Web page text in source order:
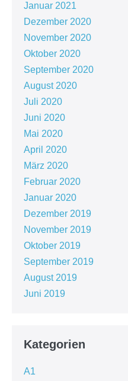
Januar 2021
Dezember 2020
November 2020
Oktober 2020
September 2020
August 2020
Juli 2020
Juni 2020
Mai 2020
April 2020
März 2020
Februar 2020
Januar 2020
Dezember 2019
November 2019
Oktober 2019
September 2019
August 2019
Juni 2019
Kategorien
A1